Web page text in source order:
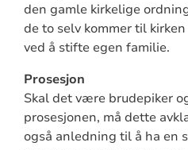
den gamle kirkelige
de to selv kommer til
ved å stifte egen familie.
Prosesjon
Skal det være brudepiker
prosesjonen, må dette
også anledning til å ha en